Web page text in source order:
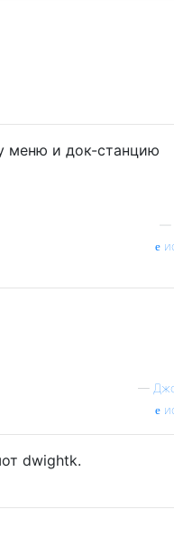
меню и док-станцию
—
dwightk.